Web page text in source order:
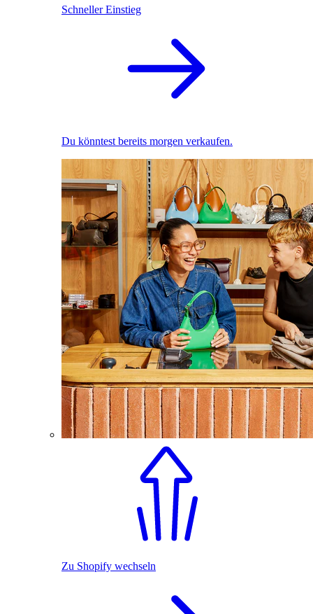
Schneller Einstieg
Du könntest bereits morgen verkaufen.
Zu Shopify wechseln